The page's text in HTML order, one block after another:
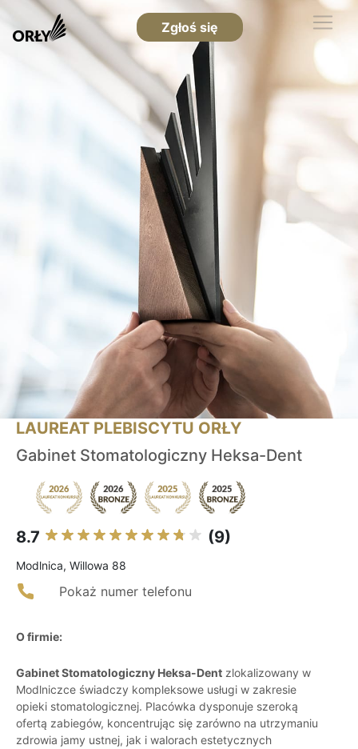
Zgłoś się
LAUREAT PLEBISCYTU ORŁY
Gabinet Stomatologiczny Heksa-Dent
8.7 (9)
Modlnica, Willowa 88
Pokaż numer telefonu
O firmie:
Gabinet Stomatologiczny Heksa-Dent zlokalizowany w
Modlniczce świadczy kompleksowe usługi w zakresie
opieki stomatologicznej. Placówka dysponuje szeroką
ofertą zabiegów, koncentrując się zarówno na utrzymaniu
zdrowia jamy ustnej, jak i walorach estetycznych